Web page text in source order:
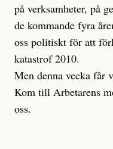
på verksamheter, på
de kommande fyra
oss politiskt för att
katastrof 2010.
Men denna vecka får
Kom till Arbetarens
oss.